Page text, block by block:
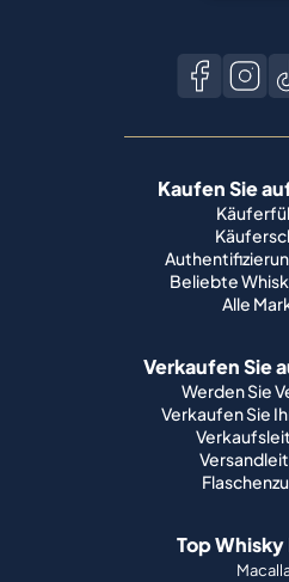
Kaufen Sie
Beliebte
Alle
Verkaufen Sie
Werden Sie
Verkaufen Sie
Top